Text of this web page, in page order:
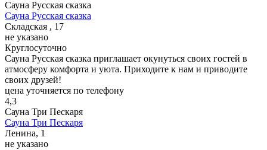
Сауна Русская сказка
Сауна Русская сказка
Складская , 17
не указано
Круглосуточно
Сауна Русская сказка приглашает окунуться своих гостей в
атмосферу комфорта и уюта. Приходите к нам и приводите
своих друзей!
цена уточняется по телефону
4,3
Сауна Три Пескаря
Сауна Три Пескаря
Ленина, 1
не указано